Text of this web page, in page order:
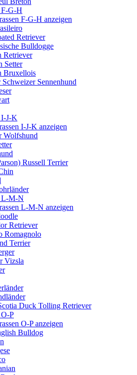
F-G-H
F-G-H anzeigen
Retriever
Bulldogge
Retriever
Setter
Bruxellois
Schweizer Sennenhund
I-J-K
I-J-K anzeigen
Wolfshund
Russell Terrier
L-M-N
L-M-N anzeigen
Retriever
Romagnolo
Terrier
Vizsla
Duck Tolling Retriever
O-P
O-P anzeigen
Bulldog